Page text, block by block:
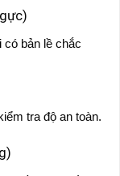
có bản lề chắc
tra độ an toàn.